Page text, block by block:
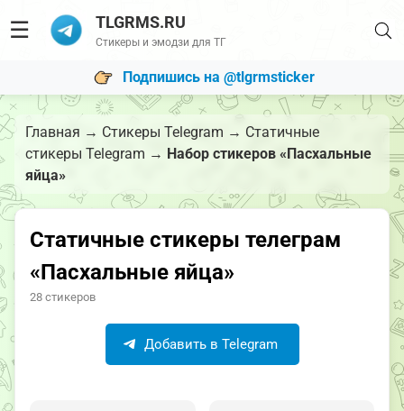
☰ TLGRMS.RU
Стикеры и эмодзи для ТГ
Подпишись на @tlgrmsticker
Главная → Стикеры Telegram → Статичные
стикеры Telegram → Набор стикеров «Пасхальные
яйца»
Статичные стикеры телеграм
«Пасхальные яйца»
28 стикеров
Добавить в Telegram